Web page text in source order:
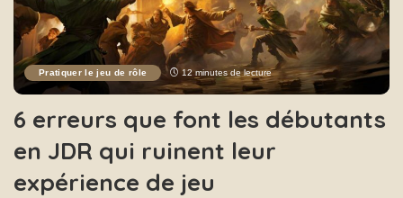
Pratiquer le jeu de rôle 12 minutes de lecture
6 erreurs que font les débutants
en JDR qui ruinent leur
expérience de jeu